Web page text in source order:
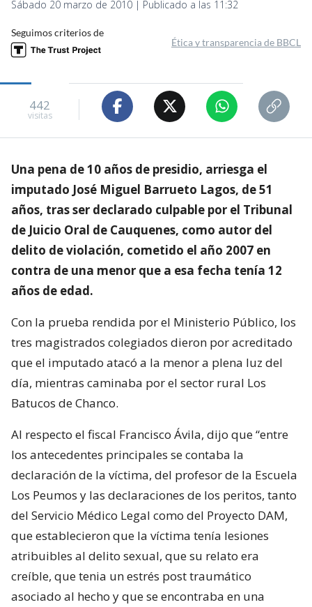
Sábado 20 marzo de 2010 | Publicado a las 11:32
Seguimos criterios de
Ética y transparencia de BBCL
442
visitas
Una pena de 10 años de presidio, arriesga el
imputado José Miguel Barrueto Lagos, de 51
años, tras ser declarado culpable por el Tribunal
de Juicio Oral de Cauquenes, como autor del
delito de violación, cometido el año 2007 en
contra de una menor que a esa fecha tenía 12
años de edad.
Con la prueba rendida por el Ministerio Público, los
tres magistrados colegiados dieron por acreditado
que el imputado atacó a la menor a plena luz del
día, mientras caminaba por el sector rural Los
Batucos de Chanco.
Al respecto el fiscal Francisco Ávila, dijo que “entre
los antecedentes principales se contaba la
declaración de la víctima, del profesor de la Escuela
Los Peumos y las declaraciones de los peritos, tanto
del Servicio Médico Legal como del Proyecto DAM,
que establecieron que la víctima tenía lesiones
atribuibles al delito sexual, que su relato era
creíble, que tenia un estrés post traumático
asociado al hecho y que se encontraba en una